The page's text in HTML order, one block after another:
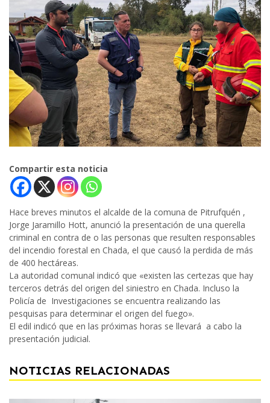
Compartir esta noticia
Hace breves minutos el alcalde de la comuna de Pitrufquén ,
Jorge Jaramillo Hott, anunció la presentación de una querella
criminal en contra de o las personas que resulten responsables
del incendio forestal en Chada, el que causó la perdida de más
de 400 hectáreas.
La autoridad comunal indicó que «existen las certezas que hay
terceros detrás del origen del siniestro en Chada. Incluso la
Policía de Investigaciones se encuentra realizando las
pesquisas para determinar el origen del fuego».
El edil indicó que en las próximas horas se llevará a cabo la
presentación judicial.
NOTICIAS RELACIONADAS